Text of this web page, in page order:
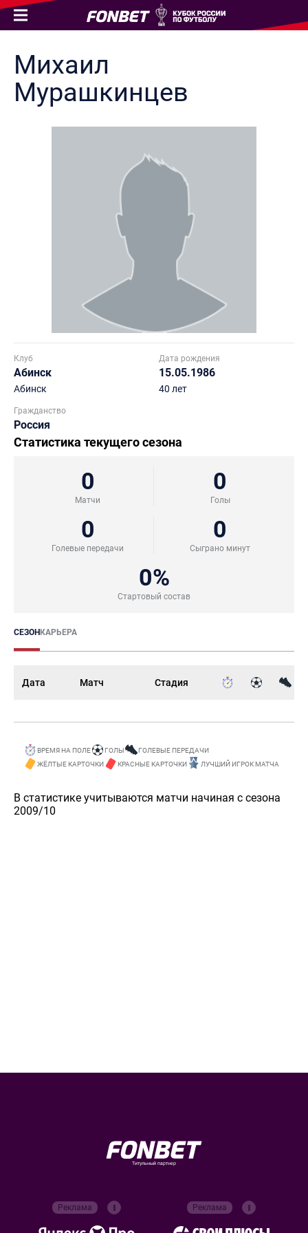
Михаил
Мурашкинцев
Клуб
Абинск
Абинск
Дата рождения
15.05.1986
40 лет
Гражданство
Россия
Статистика текущего сезона
0
Матчи
0
Голы
0
Голевые передачи
0
Сыграно минут
0%
Стартовый состав
СЕЗОНКАРЬЕРА
Дата Матч Стадия
ВРЕМЯ НА ПОЛЕ ГОЛЫ
ГОЛЕВЫЕ ПЕРЕДАЧИ
ЖЁЛТЫЕ КАРТОЧКИ
КРАСНЫЕ КАРТОЧКИ ЛУЧШИЙ ИГРОК МАТЧА
В статистике учитываются матчи начиная с сезона
2009/10
Титульный партнер
Реклама Реклама